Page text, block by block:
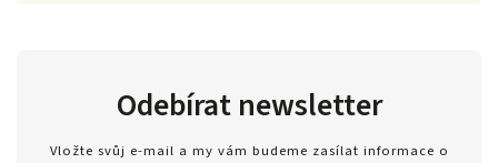
Odebírat newsletter
Vložte svůj e-mail a my vám budeme zasílat informace o